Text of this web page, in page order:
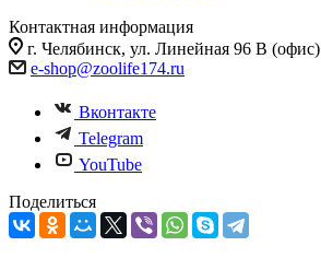
Контактная информация
г. Челябинск, ул. Линейная 96 В (офис)
e-shop@zoolife174.ru
Вконтакте
Telegram
YouTube
Поделиться